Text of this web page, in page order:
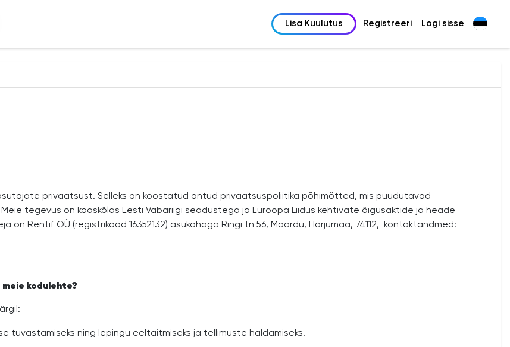
Lisa Kuulutus Registreeri Logi sisse
privaatsust. Selleks on koostatud antud privaatsuspoliitika põhimõtted, mis puudutavad
tegevus on kooskõlas Eesti Vabariigi seadustega ja Euroopa Liidus kehtivate õigusaktide ja heade
on Rentif OÜ (registrikood 16352132) asukohaga Ringi tn 56, Maardu, Harjumaa, 74112,
kontaktandmed:
kodulehte?
tuvastamiseks ning lepingu eeltäitmiseks ja tellimuste haldamiseks.